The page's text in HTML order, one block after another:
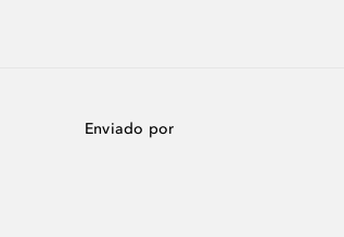
Enviado por